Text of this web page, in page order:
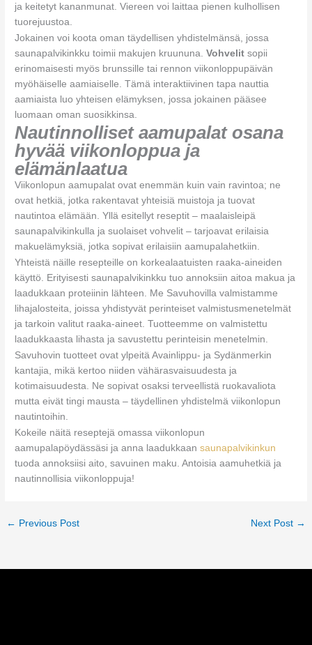
ja keitetyt kananmunat. Viereen voi laittaa pienen kulhollisen
tuorejuustoa.
Jokainen voi koota oman täydellisen yhdistelmänsä, jossa
saunapalvikinkku toimii makujen kruununa.Vohvelit sopii
erinomaisesti myös brunssille tai rennon viikonloppupäivän
myöhäiselle aamiaiselle. Tämä interaktiivinen tapa nauttia
aamiaista luo yhteisen elämyksen, jossa jokainen pääsee
luomaan oman suosikkinsa.
Nautinnolliset aamupalat osana
hyvää viikonloppua ja
elämänlaatua
Viikonlopun aamupalat ovat enemmän kuin vain ravintoa; ne
ovat hetkiä, jotka rakentavat yhteisiä muistoja ja tuovat
nautintoa elämään. Yllä esitellyt reseptit – maalaisleipä
saunapalvikinkulla ja suolaiset vohvelit – tarjoavat erilaisia
makuelämyksiä, jotka sopivat erilaisiin aamupalahetkiin.
Yhteistä näille resepteille on korkealaatuisten raaka-aineiden
käyttö. Erityisesti saunapalvikinkku tuo annoksiin aitoa makua ja
laadukkaan proteiinin lähteen. Me Savuhovilla valmistamme
lihajalosteita, joissa yhdistyvät perinteiset valmistusmenetelmät
ja tarkoin valitut raaka-aineet. Tuotteemme on valmistettu
laadukkaasta lihasta ja savustettu perinteisin menetelmin.
Savuhovin tuotteet ovat ylpeitä Avainlippu- ja Sydänmerkin
kantajia, mikä kertoo niiden vähärasvaisuudesta ja
kotimaisuudesta. Ne sopivat osaksi terveellistä ruokavaliota
mutta eivät tingi mausta – täydellinen yhdistelmä viikonlopun
nautintoihin.
Kokeile näitä reseptejä omassa viikonlopun
aamupalapöydässäsi ja anna laadukkaansaunapalvikinkun
tuoda annoksiisi aito, savuinen maku. Antoisia aamuhetkiä ja
nautinnollisia viikonloppuja!
← Previous Post Next Post →